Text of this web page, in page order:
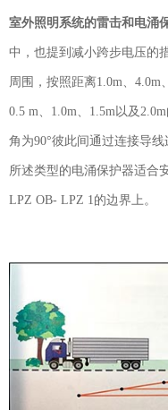
室外照明系统的雷击和电涌
中，也提到减小跨步电压的
周围，按照距离1.0m、 4.0m、
0.5 m、 1.0m、 1.5m以及2.0m
角为90°彼此间通过连接导线
所述类型的电涌保护器适合
LPZ OB- LPZ 1的边界上。